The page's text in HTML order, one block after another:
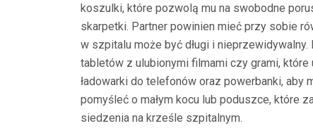
koszulki, które pozwolą mu na swobodne
skarpetki. Partner powinien mieć przy sobie
w szpitalu może być długi i
tabletów z ulubionymi filmami czy grami,
ładowarki do telefonów oraz powerbanki,
pomyśleć o małym kocu lub poduszce, które
siedzenia na krześle szpitalnym.